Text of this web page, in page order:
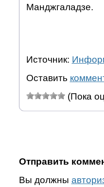
Манджгаладзе.
Источник:
Оставить
(Пока
Отправить
Вы должны